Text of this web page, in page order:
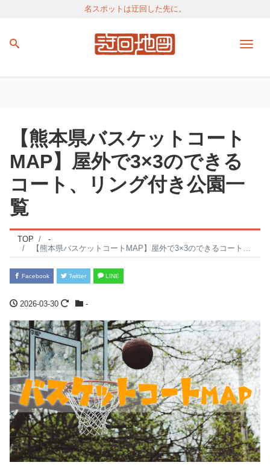
名スポットは迂回した先に。
【熊本県バスケットコート
MAP】屋外で3×3のできる
コート、リング付き公園一
覧
TOP
-
【熊本県バスケットコートMAP】屋外で3×3のできるコート、リング付き公園一覧
Facebook Twitter LINE
2026-03-30 -